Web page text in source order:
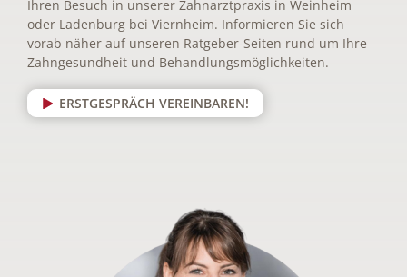
Ihren Besuch in unserer Zahnarztpraxis in Weinheim
oder Ladenburg bei Viernheim. Informieren Sie sich
vorab näher auf unseren Ratgeber-Seiten rund um Ihre
Zahngesundheit und Behandlungsmöglichkeiten.
ERSTGESPRÄCH VEREINBAREN!